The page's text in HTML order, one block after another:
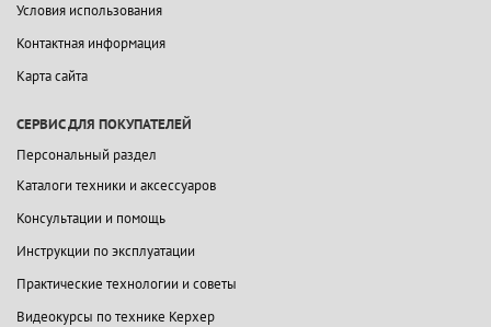
Условия использования
Контактная информация
Карта сайта
СЕРВИС ДЛЯ ПОКУПАТЕЛЕЙ
Персональный раздел
Каталоги техники и аксессуаров
Консультации и помощь
Инструкции по эксплуатации
Практические технологии и советы
Видеокурсы по технике Керхер